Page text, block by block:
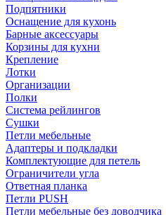
Подпятники
Оснащение для кухонь
Барные аксессуары
Корзины для кухни
Крепление
Лотки
Организации
Полки
Система рейлингов
Сушки
Петли мебельные
Адаптеры и подкладки
Комплектующие для петель
Ограничители угла
Ответная планка
Петли PUSH
Петли мебельные без доводчика